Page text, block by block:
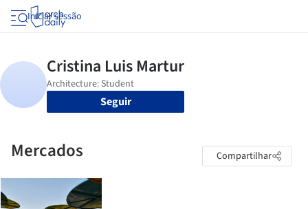
Iniciar sessão
Seguir
Mercados Compartilhar